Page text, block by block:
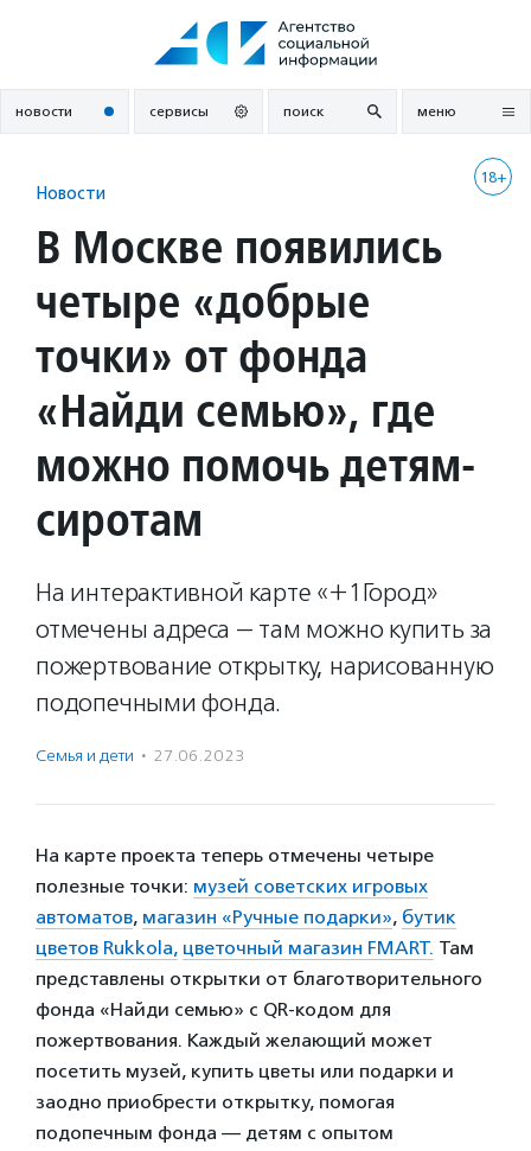
новости сервисы поиск меню
18+
Новости
В Москве появились
четыре «добрые
точки» от фонда
«Найди семью», где
можно помочь детям-
сиротам
На интерактивной карте «+1Город»
отмечены адреса — там можно купить за
пожертвование открытку, нарисованную
подопечными фонда.
Семья и дети · 27.06.2023
На карте проекта теперь отмечены четыре
полезные точки: музей советских игровых
автоматов, магазин «Ручные подарки», бутик
цветов Rukkola, цветочный магазин FMART. Там
представлены открытки от благотворительного
фонда «Найди семью» с QR-кодом для
пожертвования. Каждый желающий может
посетить музей, купить цветы или подарки и
заодно приобрести открытку, помогая
подопечным фонда — детям с опытом